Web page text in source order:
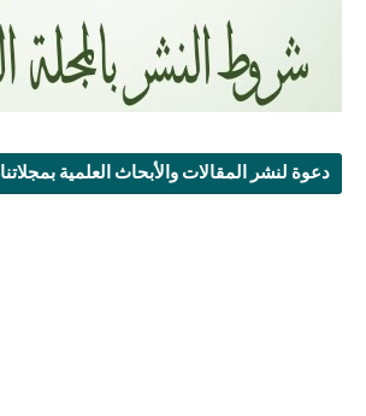
دعوة لنشر المقالات والأبحاث العلمية بمجلاتنا